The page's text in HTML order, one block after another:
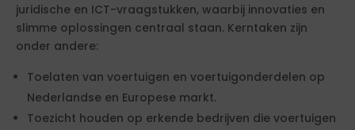
juridische en ICT-vraagstukken, waarbij innovaties en
slimme oplossingen centraal staan. Kerntaken zijn
onder andere:
Toelaten van voertuigen en voertuigonderdelen op
Nederlandse en Europese markt.
Toezicht houden op erkende bedrijven die voertuigen